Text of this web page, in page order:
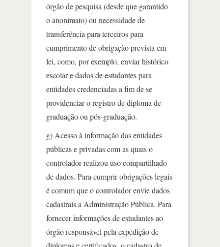
órgão de pesquisa (desde que garantido
o anonimato) ou necessidade de
transferência para terceiros para
cumprimento de obrigação prevista em
lei, como, por exemplo, enviar histórico
escolar e dados de estudantes para
entidades credenciadas a fim de se
providenciar o registro de diploma de
graduação ou pós-graduação.
g) Acesso à informação das entidades
públicas e privadas com as quais o
controlador realizou uso compartilhado
de dados. Para cumprir obrigações legais
é comum que o controlador envie dados
cadastrais a Administração Pública. Para
fornecer informações de estudantes ao
órgão responsável pela expedição de